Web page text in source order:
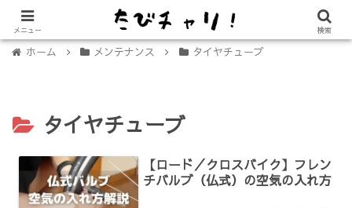
【免許不要に！】電動キックボード「LUUP（ループ）」の始め方
ホーム メンテナンス タイヤチューブ
タイヤチューブ
【ロード／クロスバイク】フレン
チバルブ（仏式）の空気の入れ方
メニュー 検索